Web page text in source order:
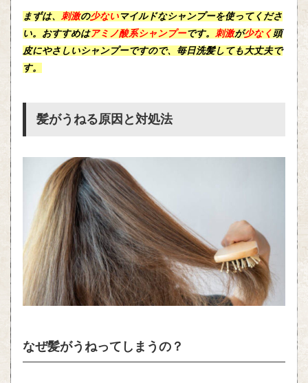
まずは、 刺激の少ないマイルドなシャンプーを使ってくださ
い。おすすめはアミノ酸系シャンプーです。 刺激が少なく頭
皮にやさしいシャンプーですので、毎日洗髪しても大丈夫で
す。
髪がうねる原因と対処法
なぜ髪がうねってしまうの？